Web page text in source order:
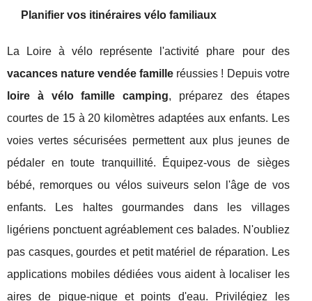
Planifier vos itinéraires vélo familiaux
La Loire à vélo représente l'activité phare pour des
vacances nature vendée famille réussies ! Depuis votre
loire à vélo famille camping, préparez des étapes
courtes de 15 à 20 kilomètres adaptées aux enfants. Les
voies vertes sécurisées permettent aux plus jeunes de
pédaler en toute tranquillité. Équipez-vous de sièges
bébé, remorques ou vélos suiveurs selon l'âge de vos
enfants. Les haltes gourmandes dans les villages
ligériens ponctuent agréablement ces balades. N'oubliez
pas casques, gourdes et petit matériel de réparation. Les
applications mobiles dédiées vous aident à localiser les
aires de pique-nique et points d'eau. Privilégiez les